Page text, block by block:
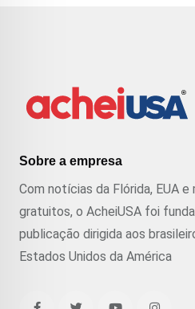
Sobre a empresa
Com notícias da Flórida, EUA
gratuitos, o AcheiUSA foi
publicação dirigida aos
Estados Unidos da América